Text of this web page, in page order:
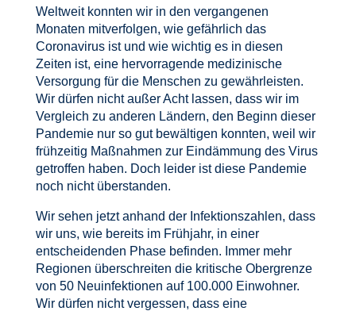
Weltweit konnten wir in den vergangenen
Monaten mitverfolgen, wie gefährlich das
Coronavirus ist und wie wichtig es in diesen
Zeiten ist, eine hervorragende medizinische
Versorgung für die Menschen zu gewährleisten.
Wir dürfen nicht außer Acht lassen, dass wir im
Vergleich zu anderen Ländern, den Beginn dieser
Pandemie nur so gut bewältigen konnten, weil wir
frühzeitig Maßnahmen zur Eindämmung des Virus
getroffen haben. Doch leider ist diese Pandemie
noch nicht überstanden.
Wir sehen jetzt anhand der Infektionszahlen, dass
wir uns, wie bereits im Frühjahr, in einer
entscheidenden Phase befinden. Immer mehr
Regionen überschreiten die kritische Obergrenze
von 50 Neuinfektionen auf 100.000 Einwohner.
Wir dürfen nicht vergessen, dass eine